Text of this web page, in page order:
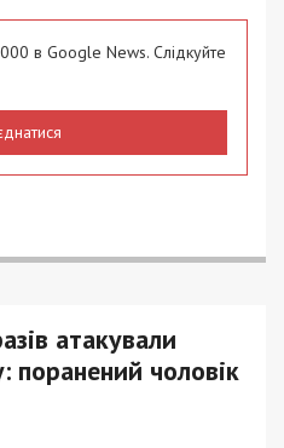
в Google News. Слідкуйте
атакували
поранений чоловік